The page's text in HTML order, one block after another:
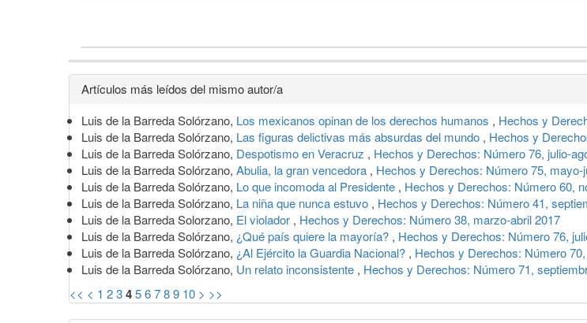
Detalles
del
artículo
Artículos más leídos del mismo autor/a
Luis de la Barreda Solórzano, Los mexicanos opinan de los derechos humanos , Hechos y
Luis de la Barreda Solórzano, Las figuras delictivas más absurdas del mundo , Hechos y
Luis de la Barreda Solórzano, Despotismo en Veracruz , Hechos y Derechos: Número 76, julio-
Luis de la Barreda Solórzano, Abulia, la gran vencedora , Hechos y Derechos: Número 75, mayo-
Luis de la Barreda Solórzano, Lo que incomoda al Presidente , Hechos y Derechos: Número 60,
Luis de la Barreda Solórzano, La niña que nunca estuvo , Hechos y Derechos: Número 41,
Luis de la Barreda Solorzano, El violador , Hechos y Derechos: Número 38, marzo-abril 2017
Luis de la Barreda Solórzano, ¿Qué país quiere la mayoría? , Hechos y Derechos: Número 76,
Luis de la Barreda Solórzano, ¿Al Ejército la Guardia Nacional? , Hechos y Derechos: Número
Luis de la Barreda Solórzano, Un relato inconsistente , Hechos y Derechos: Número 71,
<< < 1 23456789 10 > >>